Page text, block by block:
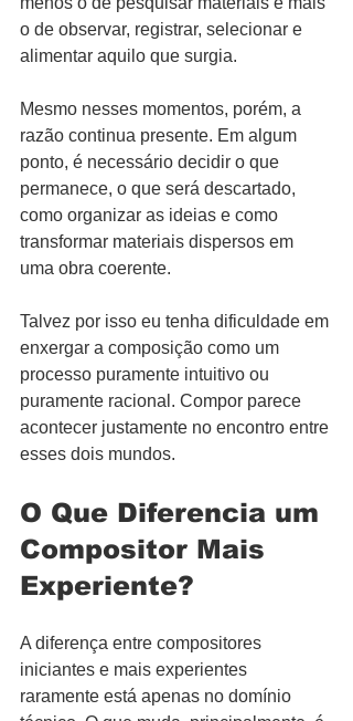
o de observar, registrar, selecionar e
alimentar aquilo que surgia.
Mesmo nesses momentos, porém, a
razão continua presente. Em algum
ponto, é necessário decidir o que
permanece, o que será descartado,
como organizar as ideias e como
transformar materiais dispersos em
uma obra coerente.
Talvez por isso eu tenha dificuldade em
enxergar a composição como um
processo puramente intuitivo ou
puramente racional. Compor parece
acontecer justamente no encontro entre
esses dois mundos.
O Que Diferencia um
Compositor Mais
Experiente?
A diferença entre compositores
iniciantes e mais experientes
raramente está apenas no domínio